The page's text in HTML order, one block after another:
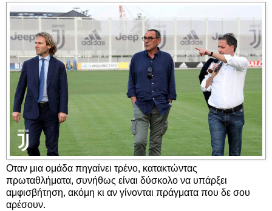
Οταν μια ομάδα πηγαίνει τρένο, κατακτώντας
πρωταθλήματα, συνήθως είναι δύσκολο να υπάρξει
αμφισβήτηση, ακόμη κι αν γίνονται πράγματα που δε σου
αρέσουν.